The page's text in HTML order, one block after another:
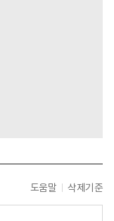
도움말 삭제기준